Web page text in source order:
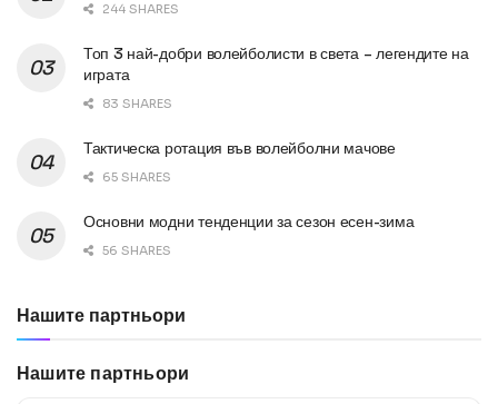
244 SHARES
Топ 3 най-добри волейболисти в света – легендите на
играта
83 SHARES
Тактическа ротация във волейболни мачове
65 SHARES
Основни модни тенденции за сезон есен-зима
56 SHARES
Нашите партньори
Нашите партньори